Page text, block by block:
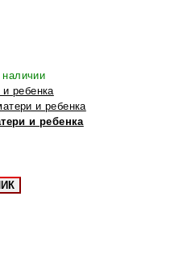
наличии
и ребенка